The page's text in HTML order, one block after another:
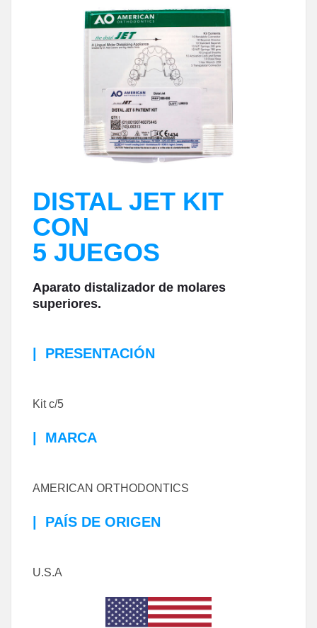
DISTAL JET KIT
CON
5 JUEGOS
Aparato distalizador de molares
superiores.
PRESENTACIÓN
Kit c/5
MARCA
AMERICAN ORTHODONTICS
PAÍS DE ORIGEN
U.S.A